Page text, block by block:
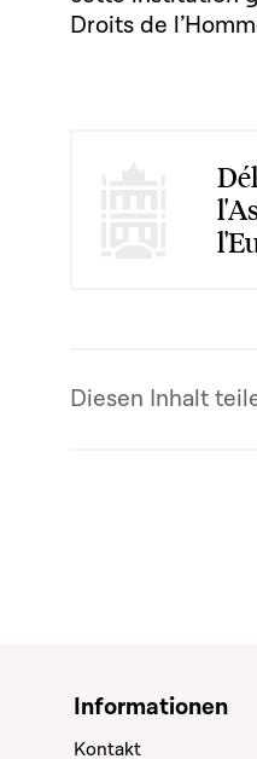
Droits de
Diesen Inhalt
Informationen
Kontakt